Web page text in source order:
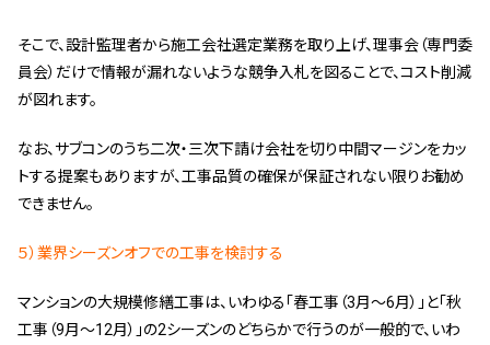
そこで、設計監理者から施工会社選定業務を取り上げ、理事会（専門委
員会）だけで情報が漏れないような競争入札を図ることで、コスト削減
が図れます。
なお、サブコンのうち二次・三次下請け会社を切り中間マージンをカッ
トする提案もありますが、工事品質の確保が保証されない限りお勧め
できません。
５）業界シーズンオフでの工事を検討する
マンションの大規模修繕工事は、いわゆる「春工事（3月～6月）」と「秋
工事（9月～12月）」の2シーズンのどちらかで行うのが一般的で、いわ